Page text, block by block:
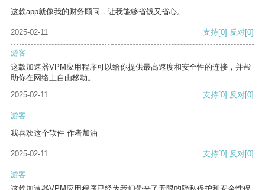
这款app就像我的财务顾问，让我能够省钱又省心。
2025-02-11 支持[0] 反对[0]
游客
这款加速器VPM应用程序可以给你提供最高速度和安全性的连接，并帮
助你在网络上自由移动。
2025-02-11
支持[0] 反对[0]
游客
我喜欢这个软件 作者加油
2025-02-11 支持[0] 反对[0]
游客